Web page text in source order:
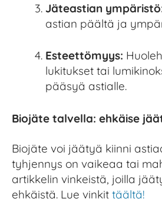
Jäteastian
astian päältä ja
Esteettömyys:
lukitukset tai
pääsyä astialle.
Biojäte talvella: ehkäise
Biojäte voi jäätyä kiinni
tyhjennys on vaikeaa tai
artikkelin vinkeistä, joilla
ehkäistä. Lue vinkit täältä!